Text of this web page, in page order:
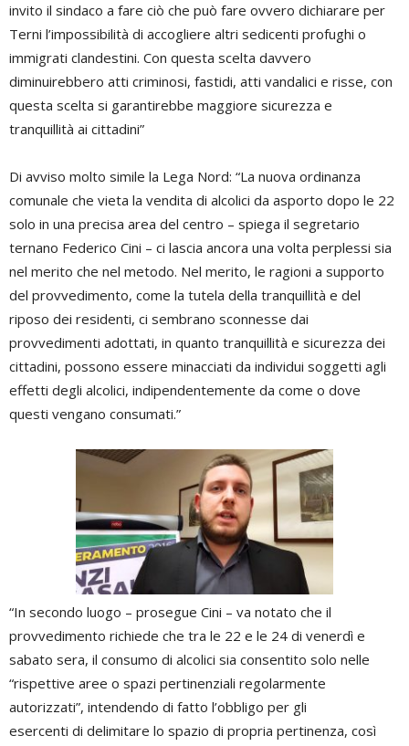
invito il sindaco a fare ciò che può fare ovvero dichiarare per
Terni l’impossibilità di accogliere altri sedicenti profughi o
immigrati clandestini. Con questa scelta davvero
diminuirebbero atti criminosi, fastidi, atti vandalici e risse, con
questa scelta si garantirebbe maggiore sicurezza e
tranquillità ai cittadini”
Di avviso molto simile la Lega Nord: “La nuova ordinanza
comunale che vieta la vendita di alcolici da asporto dopo le 22
solo in una precisa area del centro – spiega il segretario
ternano Federico Cini – ci lascia ancora una volta perplessi sia
nel merito che nel metodo. Nel merito, le ragioni a supporto
del provvedimento, come la tutela della tranquillità e del
riposo dei residenti, ci sembrano sconnesse dai
provvedimenti adottati, in quanto tranquillità e sicurezza dei
cittadini, possono essere minacciati da individui soggetti agli
effetti degli alcolici, indipendentemente da come o dove
questi vengano consumati.”
“In secondo luogo – prosegue Cini – va notato che il
provvedimento richiede che tra le 22 e le 24 di venerdì e
sabato sera, il consumo di alcolici sia consentito solo nelle
“rispettive aree o spazi pertinenziali regolarmente
autorizzati”, intendendo di fatto l’obbligo per gli
esercenti di delimitare lo spazio di propria pertinenza, così